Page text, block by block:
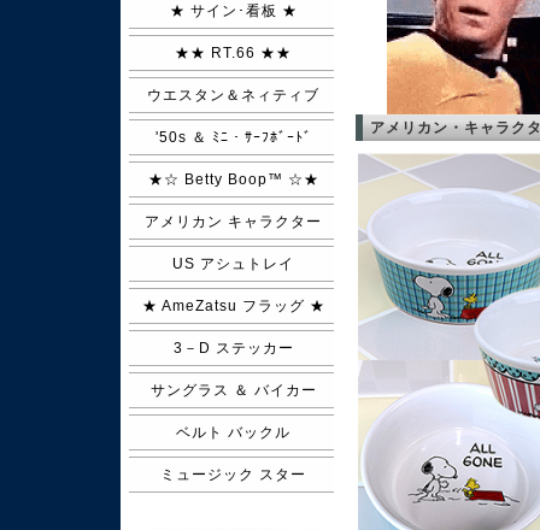
アメリカン・キャラク
★ サイン･看板 ★
★★ RT.66 ★★
ウエスタン＆ネィティブ
'50s ＆ ﾐﾆ・ｻｰﾌﾎﾞｰﾄﾞ
★☆ Betty Boop™ ☆★
アメリカン キャラクター
US アシュトレイ
★ AmeZatsu フラッグ ★
3－D ステッカー
サングラス ＆ バイカー
ベルト バックル
ミュージック スター